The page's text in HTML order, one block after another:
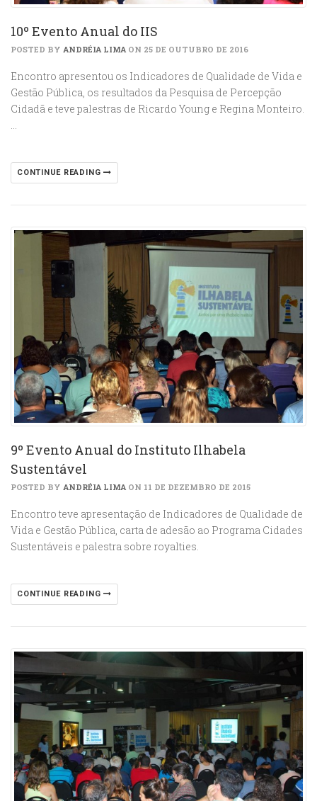
10º Evento Anual do IIS
POSTED BY ANDRÉIA LIMA ON 25 DE OUTUBRO DE 2016
Encontro apresentou os Indicadores de Qualidade de Vida e
Gestão Pública, os resultados da Pesquisa de Percepção
Cidadã e teve palestras de Ricardo Young e Regina Monteiro.
…
CONTINUE READING
9º Evento Anual do Instituto Ilhabela
Sustentável
POSTED BY ANDRÉIA LIMA ON 11 DE DEZEMBRO DE 2015
Encontro teve apresentação de Indicadores de Qualidade de
Vida e Gestão Pública, carta de adesão ao Programa Cidades
Sustentáveis e palestra sobre royalties.
CONTINUE READING